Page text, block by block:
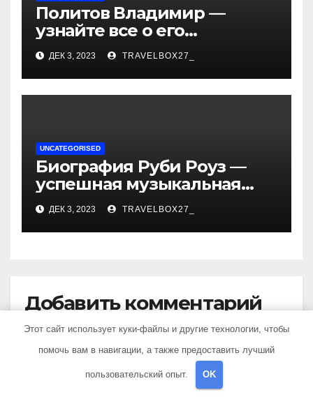
Политов Владимир —
узнайте все о его
биографии, возрасте и
впечатляющих
достижениях!
ДЕК 3, 2023 TRAVELBOX27_
UNCATEGORISED
Биография Руби Роуз —
успешная музыкальная
карьера, личная жизнь и
знаковые достижения
ДЕК 3, 2023 TRAVELBOX27_
Добавить комментарий
Этот сайт использует куки-файлы и другие технологии, чтобы
помочь вам в навигации, а также предоставить лучший
пользовательский опыт. OK